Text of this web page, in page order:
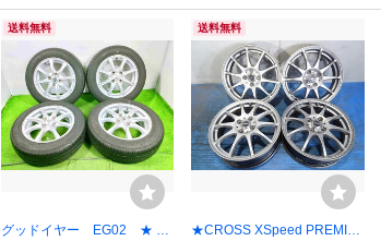
送料無料
グッドイヤー EG02 ★ 16
送料無料
★CROSS XSpeed PREMIN